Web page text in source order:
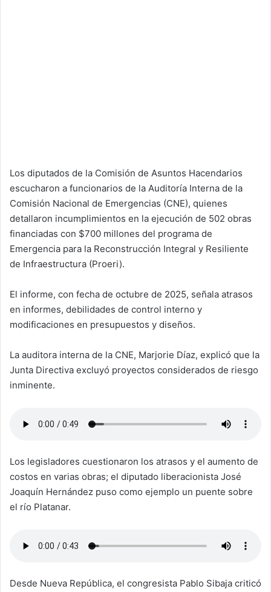
Los diputados de la Comisión de Asuntos Hacendarios
escucharon a funcionarios de la Auditoría Interna de la
Comisión Nacional de Emergencias (CNE), quienes
detallaron incumplimientos en la ejecución de 502 obras
financiadas con $700 millones del programa de
Emergencia para la Reconstrucción Integral y Resiliente
de Infraestructura (Proeri).
El informe, con fecha de octubre de 2025, señala atrasos
en informes, debilidades de control interno y
modificaciones en presupuestos y diseños.
La auditora interna de la CNE, Marjorie Díaz, explicó que la
Junta Directiva excluyó proyectos considerados de riesgo
inminente.
Los legisladores cuestionaron los atrasos y el aumento de
costos en varias obras; el diputado liberacionista José
Joaquín Hernández puso como ejemplo un puente sobre
el río Platanar.
Desde Nueva República, el congresista Pablo Sibaja criticó